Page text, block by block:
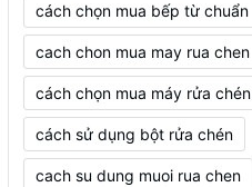
cách chọn mua bếp từ chuẩn
cach chon mua may rua chen
cách chọn mua máy rửa chén
cách sử dụng bột rửa chén
cach su dung muoi rua chen